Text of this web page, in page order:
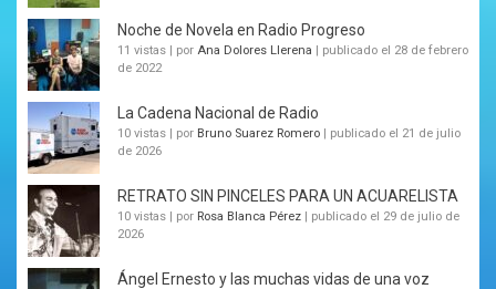
Noche de Novela en Radio Progreso
11 vistas | por Ana Dolores Llerena | publicado el 28 de febrero
de 2022
La Cadena Nacional de Radio
10 vistas | por Bruno Suarez Romero | publicado el 21 de julio
de 2026
RETRATO SIN PINCELES PARA UN ACUARELISTA
10 vistas | por Rosa Blanca Pérez | publicado el 29 de julio de
2026
Ángel Ernesto y las muchas vidas de una voz